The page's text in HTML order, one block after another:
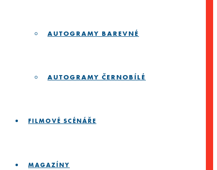
AUTOGRAMY BAREVNÉ
AUTOGRAMY ČERNOBÍLÉ
FILMOVÉ SCÉNÁŘE
MAGAZÍNY